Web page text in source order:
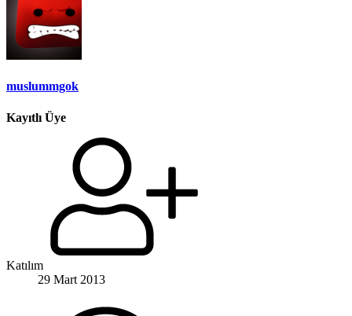
muslummgok
Kayıtlı Üye
Katılım
29 Mart 2013